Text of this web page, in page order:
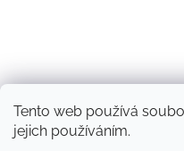
Tento web používá
jejich používáním.